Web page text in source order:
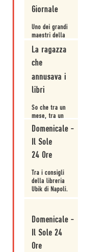
dove siamo più
spietati?
Giornale
Uno dei grandi
maestri della
letteratura del
'900, capace
come pochi di
narrativo che
non l'hai mai
rinchiuso nella
genere.
La ragazza
che
annusava i
libri
So che tra un
mese, tra un
anno, o forse
due, avrò
bisogno di
sfogliarne le
pagine e di
che mi hanno
ricordato la
meravigliosa
ancora la pena
di lottare.
Domenicale -
Il Sole
24 Ore
Tra i consigli
della libreria
Ubik di Napoli.
Domenicale -
Il Sole 24
Ore